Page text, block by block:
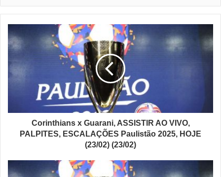
Corinthians x Guarani, ASSISTIR AO VIVO,
PALPITES, ESCALAÇÕES Paulistão 2025, HOJE
(23/02) (23/02)